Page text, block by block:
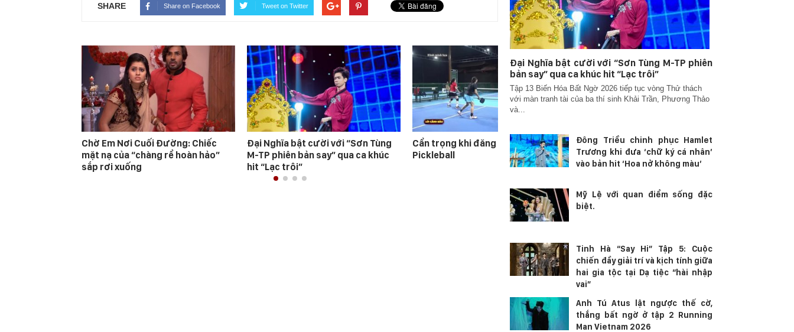
SHARE Share on Facebook Tweet on Twitter
Chờ Em Nơi Cuối Đường: Chiếc
mặt nạ của “chàng rể hoàn hảo”
sắp rơi xuống
Đại Nghĩa bật cười với “Sơn Tùng
M-TP phiên bản say” qua ca khúc
hit “Lạc trôi”
Cẩn trọng khi đăng ký học
Pickleball
Diễn viên Mai Phượng: “Tôi không
bao giờ hối hận về những gì mình
đã chọn”
Đại Nghĩa bật cười với “Sơn Tùng M-TP phiên
bản say” qua ca khúc hit “Lạc trôi”
Tập 13 Biến Hóa Bất Ngờ 2026 tiếp tục vòng Thử thách
với màn tranh tài của ba thí sinh Khải Trần, Phương Thảo
và...
Đông Triều chinh phục Hamlet
Trương khi đưa ‘chữ ký cá nhân’
vào bản hit ‘Hoa nở không màu’
Mỹ Lệ với quan điểm sống đặc
biệt.
Tinh Hà “Say Hi” Tập 5: Cuộc
chiến đầy giải trí và kịch tính giữa
hai gia tộc tại Dạ tiệc “hài nhập
vai”
Anh Tú Atus lật ngược thế cờ,
thắng bất ngờ ở tập 2 Running
Man Vietnam 2026